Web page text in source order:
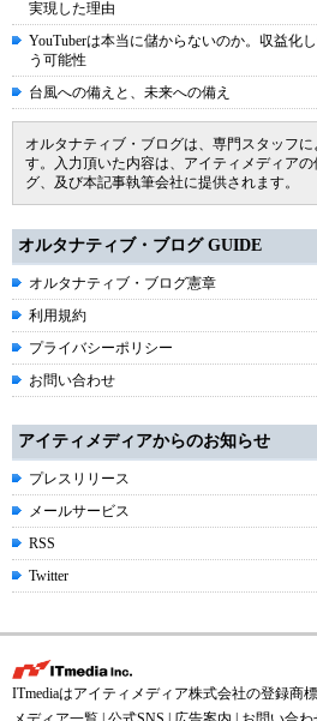
実現した理由
YouTuberは本当に儲からないのか。収益化
う可能性
台風への備えと、未来への備え
オルタナティブ・ブログは、専門スタッフ
す。入力頂いた内容は、アイティメディア
グ、及び本記事執筆会社に提供されます。
オルタナティブ・ブログ GUIDE
オルタナティブ・ブログ憲章
利用規約
プライバシーポリシー
お問い合わせ
アイティメディアからのお知らせ
プレスリリース
メールサービス
RSS
Twitter
ITmediaはアイティメディア株式会社の登録商標